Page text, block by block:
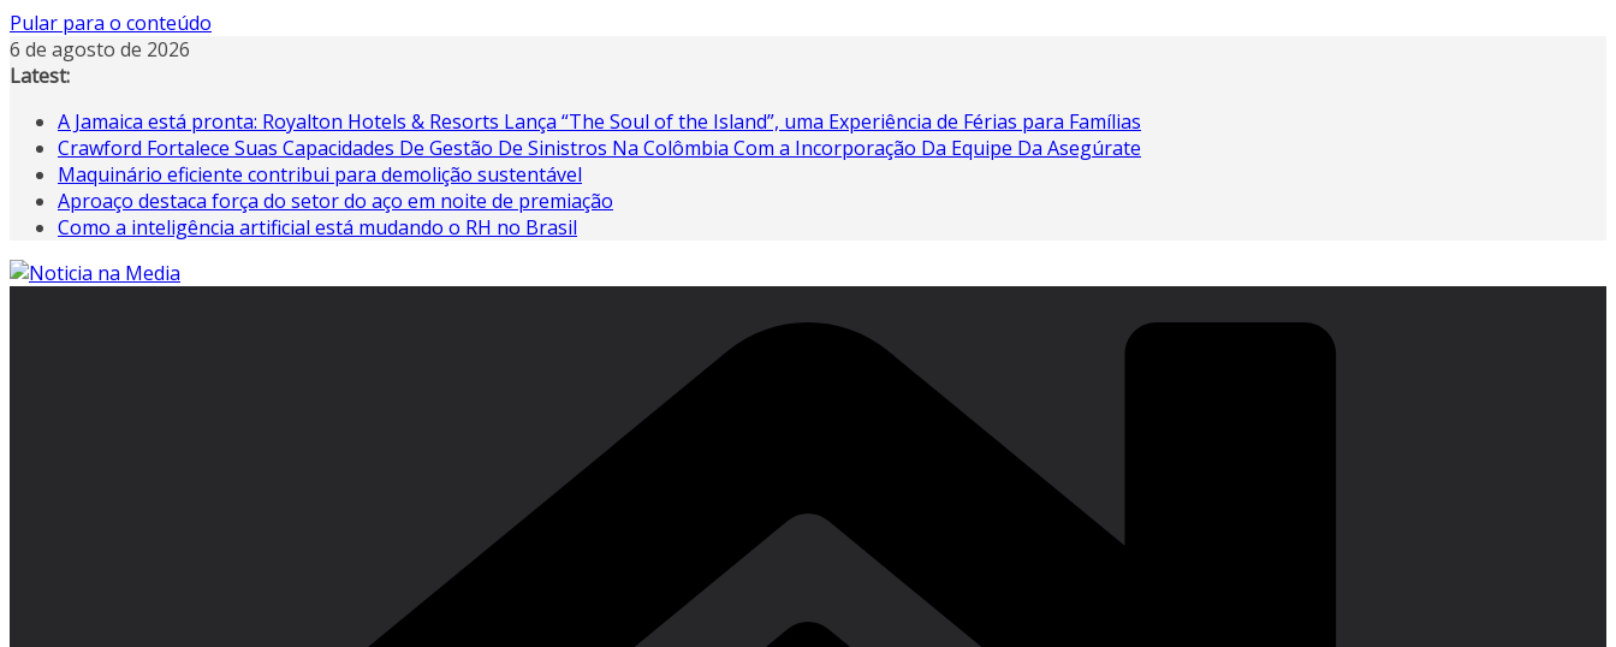
Pular para o conteúdo
6 de agosto de 2026
Latest:
A Jamaica está pronta: Royalton Hotels & Resorts Lança “The Soul of the Island”, uma Experiência de Férias para Famílias
Crawford Fortalece Suas Capacidades De Gestão De Sinistros Na Colômbia Com a Incorporação Da Equipe Da Asegúrate
Maquinário eficiente contribui para demolição sustentável
Aproaço destaca força do setor do aço em noite de premiação
Como a inteligência artificial está mudando o RH no Brasil